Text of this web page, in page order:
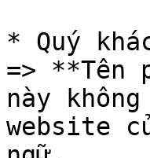
* Quý
=> **Tên
này
website